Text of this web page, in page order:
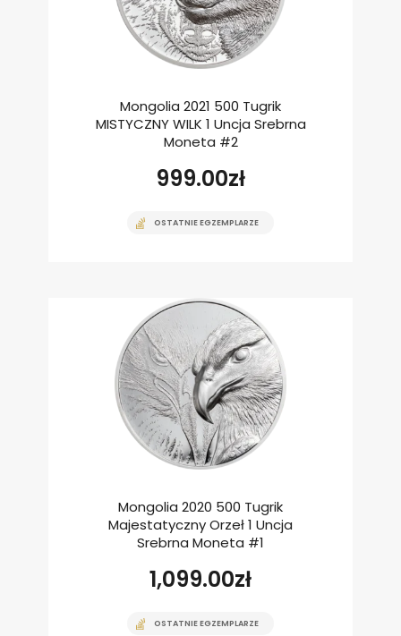
Mongolia 2021 500 Tugrik
MISTYCZNY WILK 1 Uncja Srebrna
Moneta #2
999.00zł
OSTATNIE EGZEMPLARZE
Mongolia 2020 500 Tugrik
Majestatyczny Orzeł 1 Uncja
Srebrna Moneta #1
1,099.00zł
OSTATNIE EGZEMPLARZE